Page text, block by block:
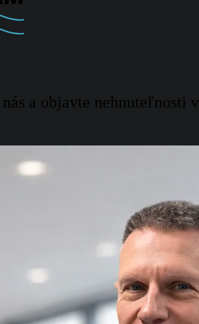
a objavte nehnuteľnosti v